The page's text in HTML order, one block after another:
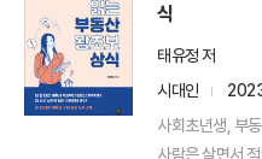
식
태유정 저
시대인
사회초년생, 부
사람은 살면서